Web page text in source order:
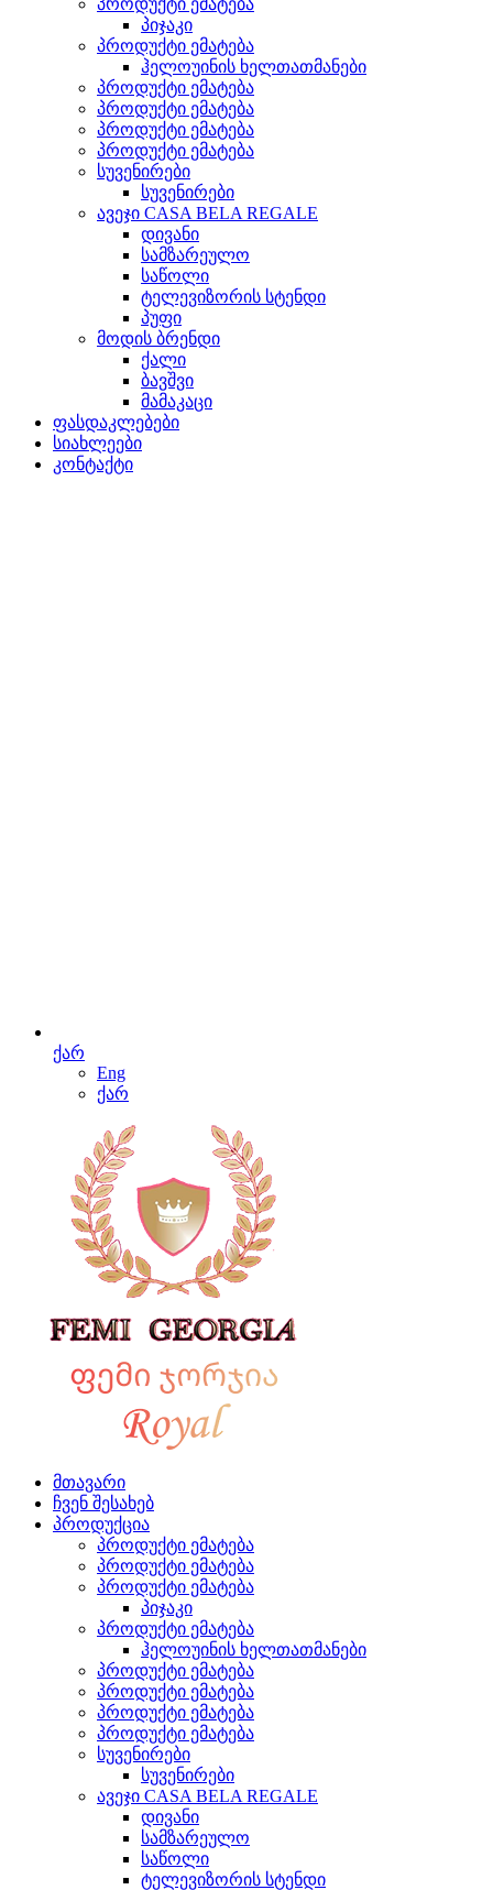
პროდუქტი ემატება
პიჯაკი
პროდუქტი ემატება
ჰელოუინის ხელთათმანები
პროდუქტი ემატება
პროდუქტი ემატება
პროდუქტი ემატება
პროდუქტი ემატება
სუვენირები
სუვენირები
ავეჯი CASA BELA REGALE
დივანი
სამზარეულო
საწოლი
ტელევიზორის სტენდი
პუფი
მოდის ბრენდი
ქალი
ბავშვი
მამაკაცი
ფასდაკლებები
სიახლეები
კონტაქტი
ქარ
Eng
ქარ
მთავარი
ჩვენ შესახებ
პროდუქცია
პროდუქტი ემატება
პროდუქტი ემატება
პროდუქტი ემატება
პიჯაკი
პროდუქტი ემატება
ჰელოუინის ხელთათმანები
პროდუქტი ემატება
პროდუქტი ემატება
პროდუქტი ემატება
პროდუქტი ემატება
სუვენირები
სუვენირები
ავეჯი CASA BELA REGALE
დივანი
სამზარეულო
საწოლი
ტელევიზორის სტენდი